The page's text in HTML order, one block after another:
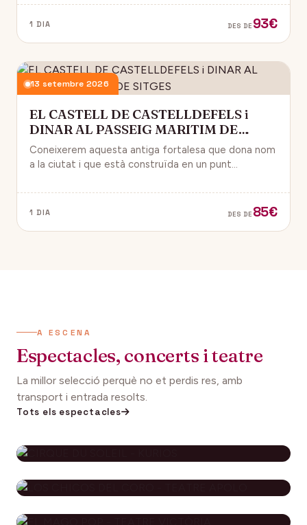
1 DIA DES DE 93€
13 setembre 2026
EL CASTELL DE CASTELLDEFELS i
DINAR AL PASSEIG MARITIM DE
SITGES
Coneixerem aquesta antiga fortalesa que dona nom
a la ciutat i que està construïda en un punt
1 DIA DES DE 85€
A ESCENA
Espectacles, concerts i teatre
La millor selecció perquè no et perdis res, amb
transport i entrada resolts.
Tots els espectacles
CIRQUE DU SOLEIL - KURIOS
LOS CHICOS DEL CORO - TEATRE